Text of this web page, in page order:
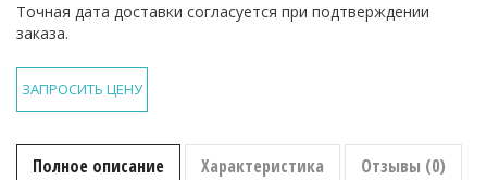
Точная дата доставки согласуется при подтверждении
заказа.
ЗАПРОСИТЬ ЦЕНУ
Полное описание Характеристика Отзывы (0)